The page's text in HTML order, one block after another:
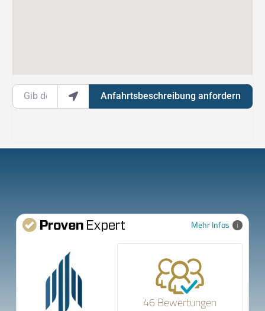
Gib deinen Standort ein.
Anfahrtsbeschreibung anfordern
Mehr Infos
46 Bewertungen